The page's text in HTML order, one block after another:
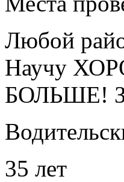
Любой
Научу
БОЛЬШЕ!
35 лет